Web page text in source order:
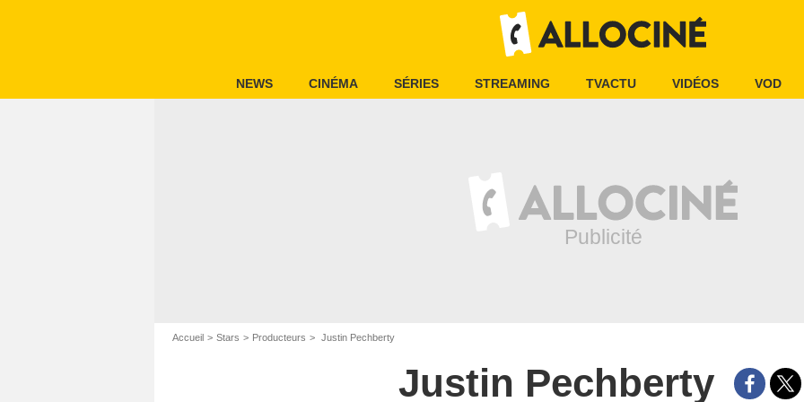
NEWS CINÉMA SÉRIES STREAMING TVACTU VIDÉOS VOD
Accueil Stars Producteurs Justin Pechberty
Justin Pechberty